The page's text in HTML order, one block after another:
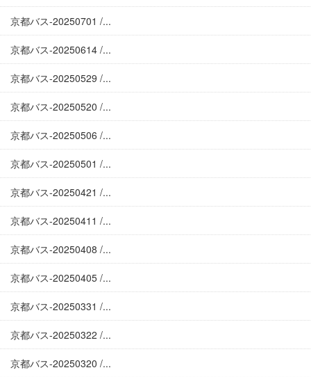
京都バス-20250701 /...
京都バス-20250614 /...
京都バス-20250529 /...
京都バス-20250520 /...
京都バス-20250506 /...
京都バス-20250501 /...
京都バス-20250421 /...
京都バス-20250411 /...
京都バス-20250408 /...
京都バス-20250405 /...
京都バス-20250331 /...
京都バス-20250322 /...
京都バス-20250320 /...